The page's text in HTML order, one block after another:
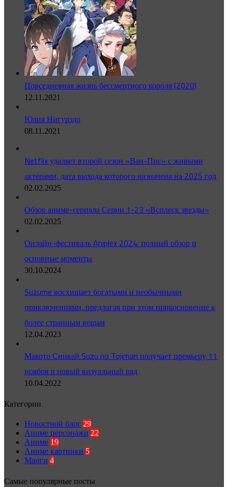
Повседневная жизнь бессмертного короля (2020)
12.11.2021
Юлия Нигурэдо
08.11.2021
Netflix удаляет второй сезон «Ван-Пис» с живыми
актёрами, дата выхода которого назначена на 2025 год
02.02.2025
Обзор аниме-сериала Серии 1-23 «Всплеск звезды»
02.02.2025
Онлайн-фестиваль Aniplex 2024: полный обзор и
основные моменты
30.10.2024
Suzume восхищает богатыми и необычными
приключениями, предлагая при этом прикосновение к
более странным вещам
12.04.2023
Макото Синкай Suzu no Tojimari получает премьеру 11
ноября и новый визуальный ряд
10.04.2022
Категории
Новостной блог 29
Аниме персонажи 22
Аниме 19
Аниме картинки 5
Манги 4
Самые популярные посты